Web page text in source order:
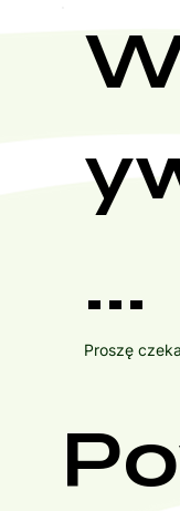
...
Proszę